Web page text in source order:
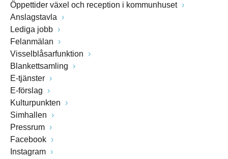
Öppettider växel och reception i kommunhuset
Anslagstavla
Lediga jobb
Felanmälan
Visselblåsarfunktion
Blankettsamling
E-tjänster
E-förslag
Kulturpunkten
Simhallen
Pressrum
Facebook
Instagram